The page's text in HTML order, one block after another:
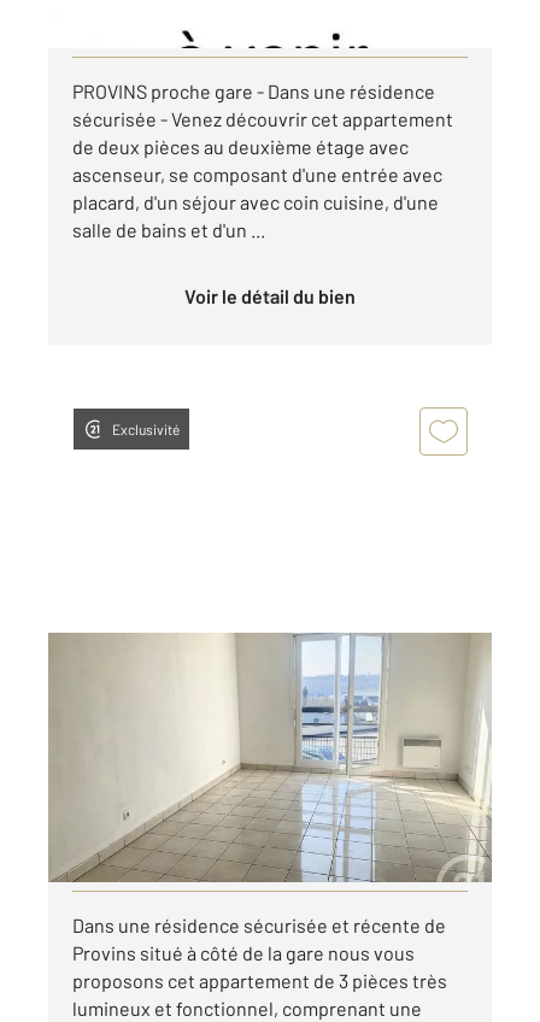
PROVINS proche gare - Dans une résidence
sécurisée - Venez découvrir cet appartement
de deux pièces au deuxième étage avec
ascenseur, se composant d'une entrée avec
placard, d'un séjour avec coin cuisine, d'une
salle de bains et d'un ...
Voir le détail du bien
Exclusivité
Appartement F3 à louer
709 €
par mois charges comprises
Visiter le site dédié
Dans une résidence sécurisée et récente de
Provins situé à côté de la gare nous vous
proposons cet appartement de 3 pièces très
lumineux et fonctionnel, comprenant une